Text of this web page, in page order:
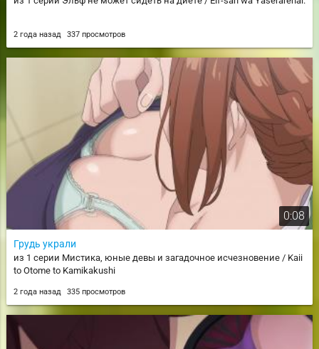
2 года назад 337 просмотров
0:08
Грудь украли
из 1 серии Мистика, юные девы и загадочное исчезновение / Kaii
to Otome to Kamikakushi
2 года назад 335 просмотров